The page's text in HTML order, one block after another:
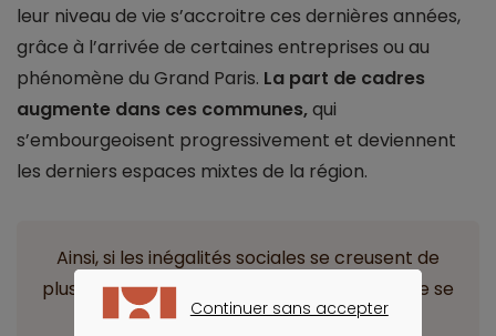
leur niveau de vie s’accroitre ces dernières années,
grâce à l’arrivée de certaines entreprises ou au
phénomène du Grand Paris. La part de cadres
augmente dans ces communes,qui
s’embourgeoisent progressivement et deviennent
les derniers espaces mixtes de la région.
Ainsi, si les inégalités sociales se creusent de
plus en plus autour de la capitale, la richesse se
diffuse également dans les territoires
Continuer sans accepter